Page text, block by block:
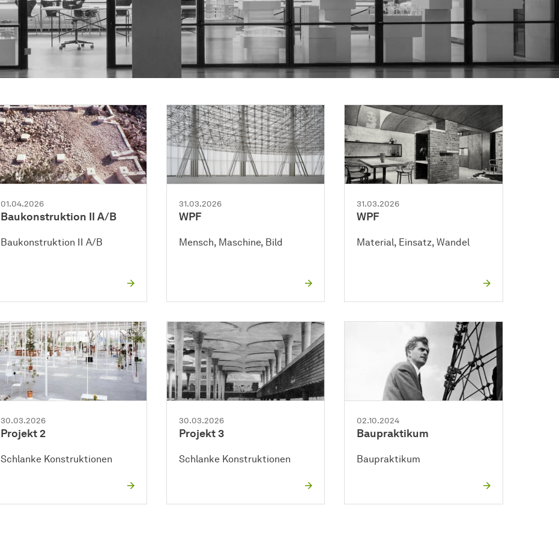
01.04.2026
Baukonstruktion II A/B
Baukonstruktion II A/B
31.03.2026
WPF
Mensch, Maschine, Bild
31.03.2026
WPF
Material, Einsatz, Wandel
30.03.2026
Projekt 2
Schlanke Konstruktionen
30.03.2026
Projekt 3
Schlanke Konstruktionen
02.10.2024
Baupraktikum
Baupraktikum